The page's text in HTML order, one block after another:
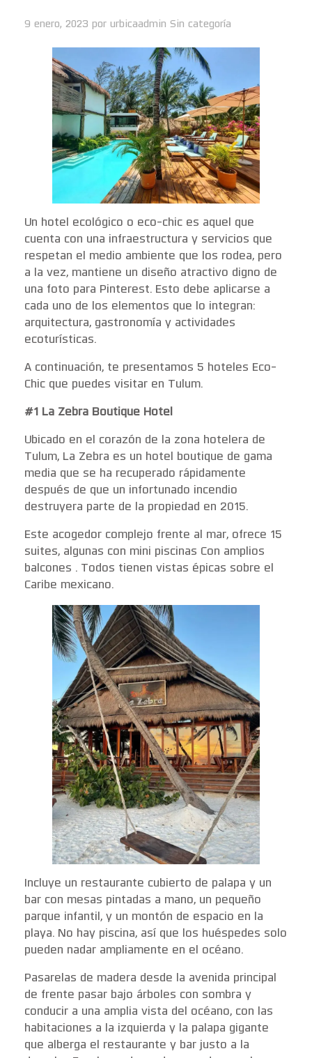
9 enero, 2023 por urbicaadmin Sin categoría
Un hotel ecológico o eco-chic es aquel que
cuenta con una infraestructura y servicios que
respetan el medio ambiente que los rodea, pero
a la vez, mantiene un diseño atractivo digno de
una foto para Pinterest. Esto debe aplicarse a
cada uno de los elementos que lo integran:
arquitectura, gastronomía y actividades
ecoturísticas.
A continuación, te presentamos 5 hoteles Eco-
Chic que puedes visitar en Tulum.
#1 La Zebra Boutique Hotel
Ubicado en el corazón de la zona hotelera de
Tulum, La Zebra es un hotel boutique de gama
media que se ha recuperado rápidamente
después de que un infortunado incendio
destruyera parte de la propiedad en 2015.
Este acogedor complejo frente al mar, ofrece 15
suites, algunas con mini piscinas Con amplios
balcones . Todos tienen vistas épicas sobre el
Caribe mexicano.
Incluye un restaurante cubierto de palapa y un
bar con mesas pintadas a mano, un pequeño
parque infantil, y un montón de espacio en la
playa. No hay piscina, así que los huéspedes solo
pueden nadar ampliamente en el océano.
Pasarelas de madera desde la avenida principal
de frente pasar bajo árboles con sombra y
conducir a una amplia vista del océano, con las
habitaciones a la izquierda y la palapa gigante
que alberga el restaurante y bar justo a la